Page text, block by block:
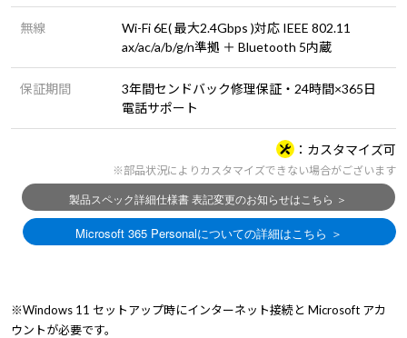
無線
Wi-Fi 6E( 最大2.4Gbps )対応 IEEE 802.11
ax/ac/a/b/g/n準拠 ＋ Bluetooth 5内蔵
保証期間
3年間センドバック修理保証・24時間×365日
電話サポート
カスタマイズ可
※部品状況によりカスタマイズできない場合がございます
※Windows 11 セットアップ時にインターネット接続と Microsoft アカ
ウントが必要です。